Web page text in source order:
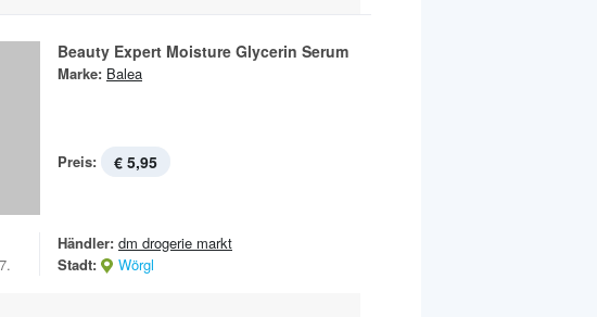
Beauty Expert Moisture Glycerin Serum
Marke: Balea
Preis: € 5,95
Händler: dm drogerie markt
Stadt:
Wörgl